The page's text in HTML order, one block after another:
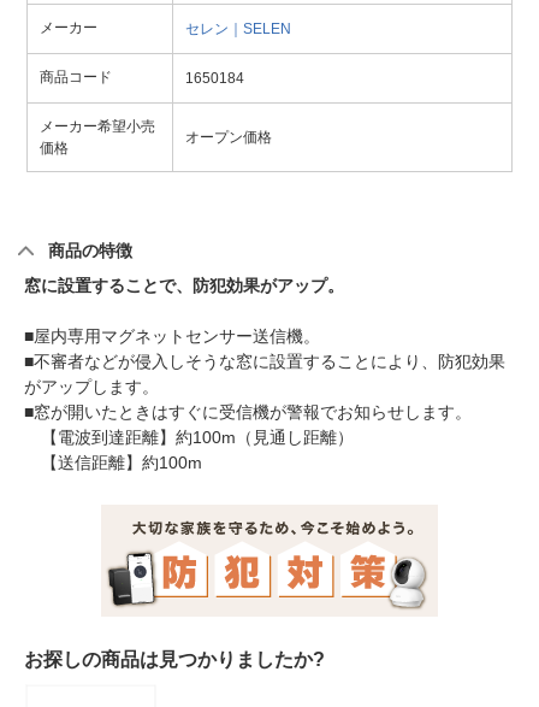
メーカー セレン｜SELEN
商品コード 1650184
メーカー希望小売
価格
オープン価格
商品の特徴
窓に設置することで、防犯効果がアップ。
■屋内専用マグネットセンサー送信機。
■不審者などが侵入しそうな窓に設置することにより、防犯効果
がアップします。
■窓が開いたときはすぐに受信機が警報でお知らせします。
【電波到達距離】約100m（見通し距離）
【送信距離】約100m
お探しの商品は見つかりましたか?